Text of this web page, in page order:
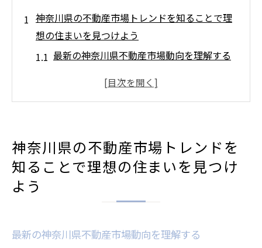
神奈川県の不動産市場トレンドを知ることで理
想の住まいを見つけよう
最新の神奈川県不動産市場動向を理解する
神奈川県の不動産投資トレンドを分析する
神奈川県での住まい選びに役立つ市場情報
不動産購入に押さえておきたい神奈川県の地域
特性
鎌倉市の歴史と自然が魅力の不動産市場
神奈川県の不動産市場トレンドを
知ることで理想の住まいを見つけ
よう
最新の神奈川県不動産市場動向を理解する